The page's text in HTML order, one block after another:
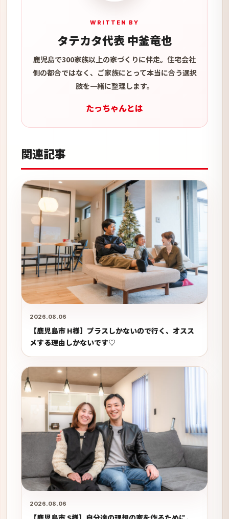
WRITTEN BY
タテカタ代表 中釜竜也
鹿児島で300家族以上の家づくりに伴走。住宅会社
側の都合ではなく、ご家族にとって本当に合う選択
肢を一緒に整理します。
たっちゃんとは
関連記事
2026.08.06
【鹿児島市 H様】プラスしかないので行く、オスス
メする理由しかないです♡
2026.08.06